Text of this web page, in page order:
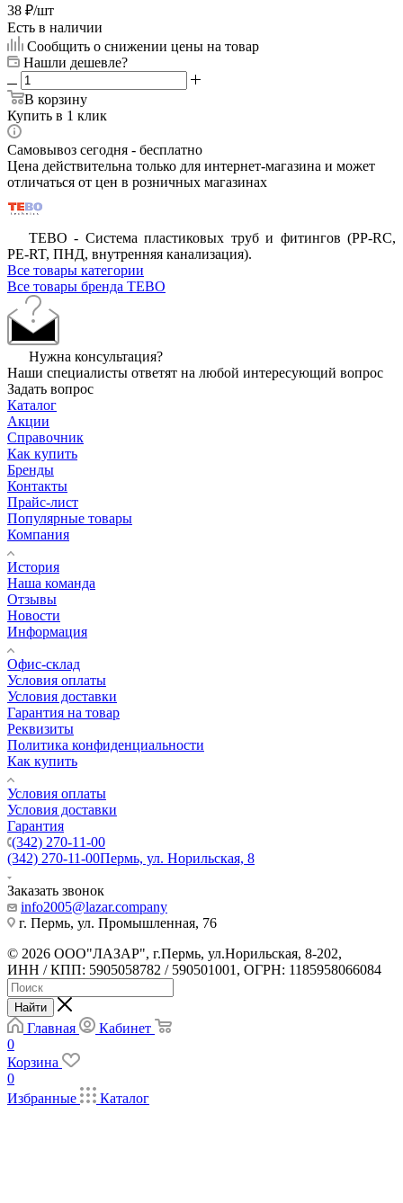
38 ₽/шт
Есть в наличии
Сообщить о снижении цены на товар
Нашли дешевле?
В корзину
Купить в 1 клик
Самовывоз сегодня - бесплатно
Цена действительна только для интернет-магазина и может
отличаться от цен в розничных магазинах
ТЕВО - Система пластиковых труб и фитингов (PP-RC,
PE-RT, ПНД, внутренняя канализация).
Все товары категории
Все товары бренда TEBO
Нужна консультация?
Наши специалисты ответят на любой интересующий вопрос
Задать вопрос
Каталог
Акции
Справочник
Как купить
Бренды
Контакты
Прайс-лист
Популярные товары
Компания
История
Наша команда
Отзывы
Новости
Информация
Офис-склад
Условия оплаты
Условия доставки
Гарантия на товар
Реквизиты
Политика конфиденциальности
Как купить
Условия оплаты
Условия доставки
Гарантия
(342) 270-11-00
(342) 270-11-00Пермь, ул. Норильская, 8
Заказать звонок
info2005@lazar.company
г. Пермь, ул. Промышленная, 76
© 2026 ООО"ЛАЗАР", г.Пермь, ул.Норильская, 8-202,
ИНН / КПП: 5905058782 / 590501001, ОГРН: 1185958066084
Найти
Главная
Кабинет
0
Корзина
0
Избранные
Каталог